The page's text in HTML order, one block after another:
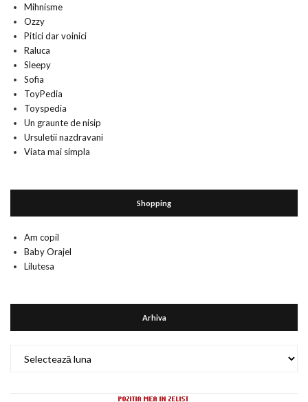
Mihnisme
Ozzy
Pitici dar voinici
Raluca
Sleepy
Sofia
ToyPedia
Toyspedia
Un graunte de nisip
Ursuletii nazdravani
Viata mai simpla
Shopping
Am copil
Baby Orajel
Lilutesa
Arhiva